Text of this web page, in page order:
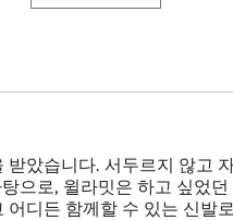
았습니다. 서두르지 않고
으로, 윌라밋은 하고 싶었
디든 함께할 수 있는 신발